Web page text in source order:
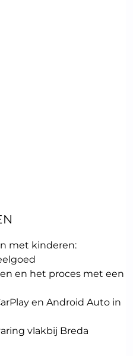
met kinderen:
en het proces met een
en Android Auto in
vlakbij Breda